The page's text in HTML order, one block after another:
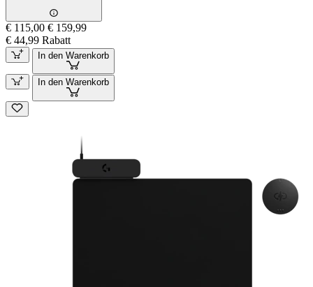
€ 115,00 € 159,99
€ 44,99 Rabatt
In den Warenkorb
In den Warenkorb